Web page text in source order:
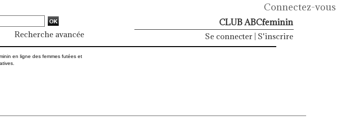
Connectez-vous
Recherche avancée
CLUB ABCfeminin
Se connecter S'inscrire